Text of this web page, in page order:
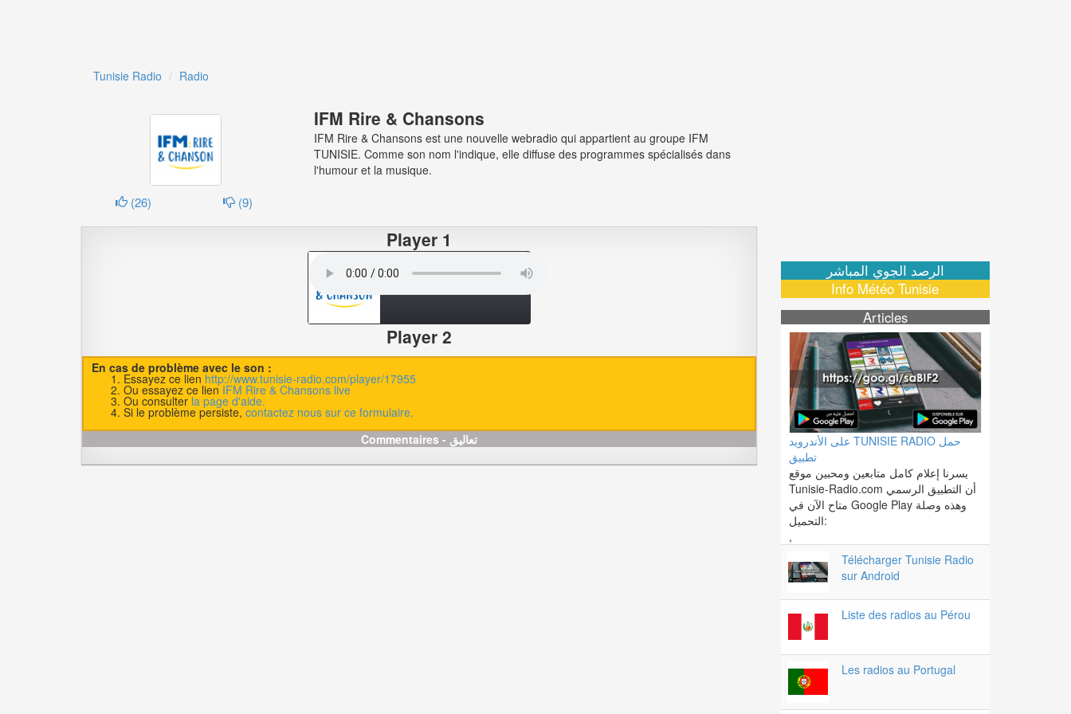
Tunisie Radio Radio
(26) (9)
IFM Rire & Chansons
IFM Rire & Chansons est une nouvelle webradio qui appartient au groupe IFM
TUNISIE. Comme son nom l'indique, elle diffuse des programmes spécialisés dans
l'humour et la musique.
Player 1
Player 2
En cas de problème avec le son :
Essayez ce lien http://www.tunisie-radio.com/player/17955
Ou essayez ce lien IFM Rire & Chansons live
Ou consulter la page d'aide.
Si le problème persiste, contactez nous sur ce formulaire.
Commentaires - تعاليق
الرصد الجوي المباشر
Info Météo Tunisie
Articles
على الأندرويد TUNISIE RADIO حمل
تطبيق
يسرنا إعلام كامل متابعين ومحبين موقع
Tunisie-Radio.com أن التطبيق الرسمي
متاح الآن في Google Play وهذه وصلة
التحميل:
,
Télécharger Tunisie Radio
sur Android
Liste des radios au Pérou
Les radios au Portugal